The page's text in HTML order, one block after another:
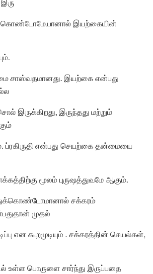
இயற்கையின்
சாஸ்வதமானது. இயற்கை என்பது
இருக்கிறது, இருந்தது மற்றும்
ப்ரகிருதி என்பது செயற்கை தன்மையை
மூலம் புருஷத்துவமே ஆகும்.
சக்கரம்
முதல்
என கூறமுடியும் . சக்கரத்தின் செயல்கள்,
பொருளை சார்ந்து இருப்பதை